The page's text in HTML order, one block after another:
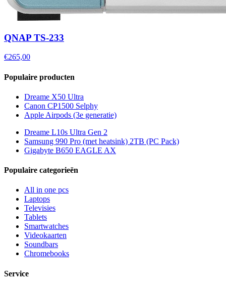
QNAP TS-233
€265,00
Populaire producten
Dreame X50 Ultra
Canon CP1500 Selphy
Apple Airpods (3e generatie)
Dreame L10s Ultra Gen 2
Samsung 990 Pro (met heatsink) 2TB (PC Pack)
Gigabyte B650 EAGLE AX
Populaire categorieën
All in one pcs
Laptops
Televisies
Tablets
Smartwatches
Videokaarten
Soundbars
Chromebooks
Service